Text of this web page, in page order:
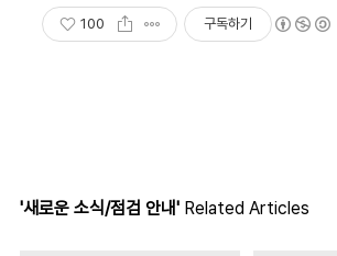
100 구독하기
'새로운 소식/점검 안내' Related Articles